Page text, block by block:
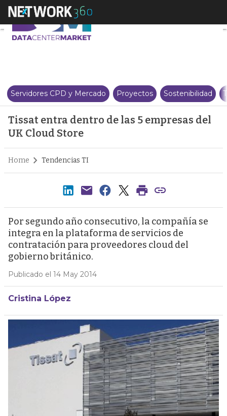
Tissat entra dentro de las 5
Servidores CPD y Mercado Proyectos Sostenibilidad
Tissat entra dentro de las 5 empresas del
UK Cloud Store
Home Tendencias TI
Por segundo año consecutivo, la compañía se
integra en la plataforma de servicios de
contratación para proveedores cloud del
gobierno británico.
Publicado el 14 May 2014
Cristina López